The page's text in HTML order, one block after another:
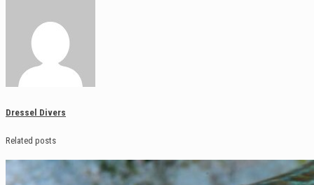
Dressel Divers
Related posts